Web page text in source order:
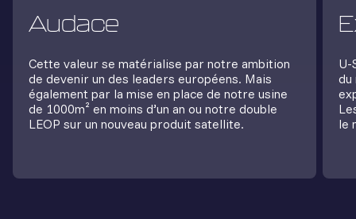
Audace
Cette valeur se matérialise par notre ambition
de devenir un des leaders européens. Mais
également par la mise en place de notre usine
de 1000m² en moins d’un an ou notre double
LEOP sur un nouveau produit satellite.
U-
du
le